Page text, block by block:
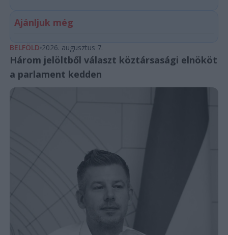
Ajánljuk még
BELFÖLD 2026. augusztus 7.
Három jelöltből választ köztársasági elnököt
a parlament kedden